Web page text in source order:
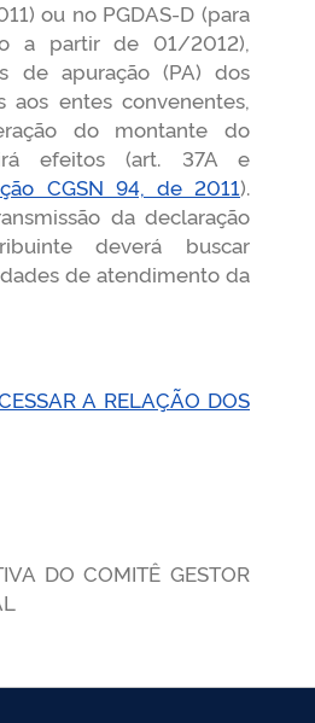
ou no PGDAS-D (para
a partir de 01/2012),
de apuração (PA) dos
aos entes convenentes,
do montante do
efeitos (art. 37A e
CGSN 94, de 2011).
da declaração
deverá buscar
de atendimento da
A RELAÇÃO DOS
DO COMITÊ GESTOR